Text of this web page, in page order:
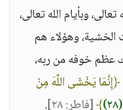
وبأيام الله تعالى،
الخشية، وهؤلاء هم
عظم خوفه من ربه،
﴿إِنَّمَا يَخْشَى اللَّهَ مِنْ
(٢٨) ﴾[فاطر: ٢٨]
.